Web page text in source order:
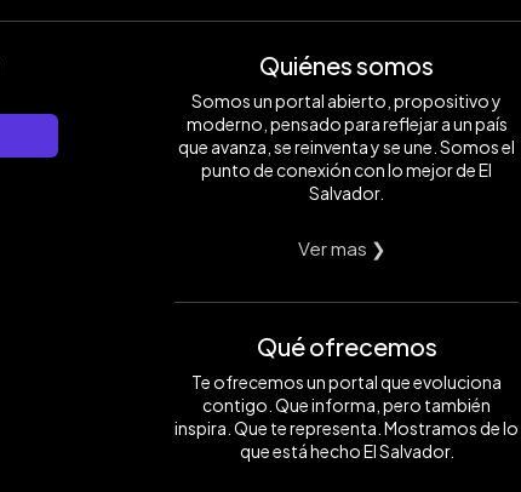
Quiénes somos
Somos un portal abierto, propositivo y
moderno, pensado para reflejar a un país
que avanza, se reinventa y se une. Somos el
punto de conexión con lo mejor de El
Salvador.
Ver mas ❯
Qué ofrecemos
Te ofrecemos un portal que evoluciona
contigo. Que informa, pero también
inspira. Que te representa. Mostramos de lo
que está hecho El Salvador.